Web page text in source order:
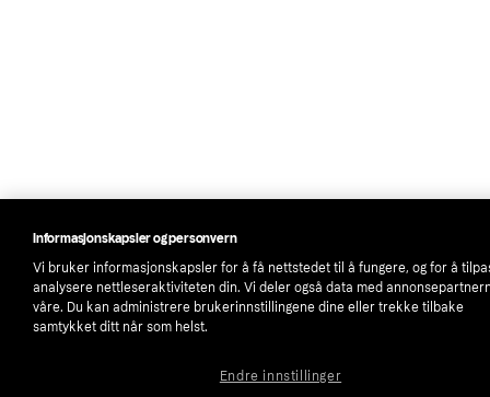
Informasjonskapsler og personvern
Vi bruker informasjonskapsler for å få nettstedet til å fungere, og for å
analysere nettleseraktiviteten din. Vi deler også data med
våre. Du kan administrere brukerinnstillingene dine eller trekke tilbake
samtykket ditt når som helst.
Endre innstillinger